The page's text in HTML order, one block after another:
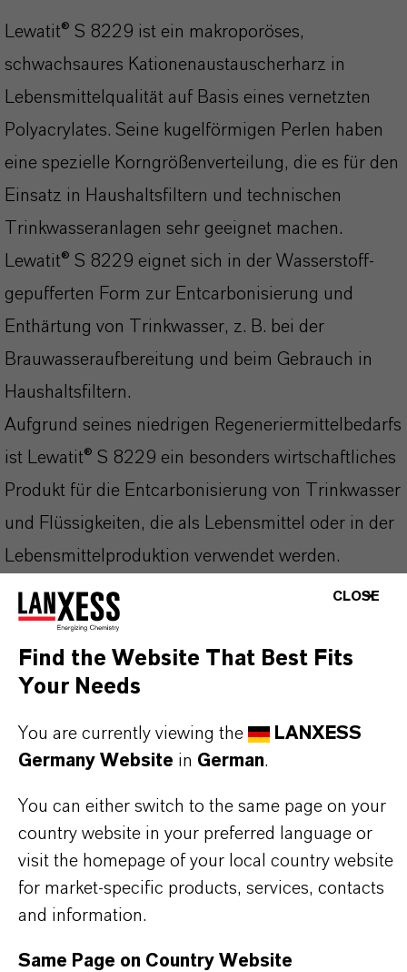
Lewatit® S 8229 ist ein makroporöses,
schwachsaures Kationenaustauscherharz in
Lebensmittelqualität auf Basis eines vernetzten
Polyacrylates. Seine kugelförmigen Perlen haben
eine spezielle Korngrößenverteilung, die es für den
Einsatz in Haushaltsfiltern und technischen
Trinkwasseranlagen sehr geeignet machen.
Lewatit® S 8229 eignet sich in der Wasserstoff-
gepufferten Form zur Entcarbonisierung und
Enthärtung von Trinkwasser, z. B. bei der
Brauwasseraufbereitung und beim Gebrauch in
Haushaltsfiltern.
Aufgrund seines niedrigen Regeneriermittelbedarfs
ist Lewatit® S 8229 ein besonders wirtschaftliches
Produkt für die Entcarbonisierung von Trinkwasser
und Flüssigkeiten, die als Lebensmittel oder in der
Lebensmittelproduktion verwendet werden.
PRODUKTINFORMATIONEN
CLOSE
Find the Website That Best Fits
Your Needs
You are currently viewing the
LANXESS
Germany Website in German.
You can either switch to the same page on your
country website in your preferred language or
visit the homepage of your local country website
for market-specific products, services, contacts
and information.
Same Page on Country Website